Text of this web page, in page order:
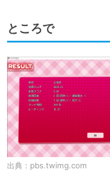
ところで
出典： pbs.twimg.com